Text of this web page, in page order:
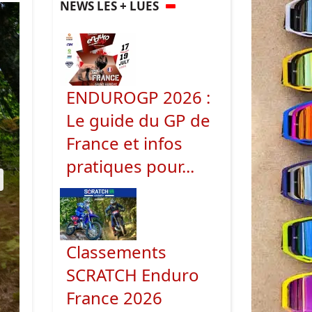
NEWS LES + LUES
ENDUROGP 2026 :
Le guide du GP de
France et infos
pratiques pour...
Classements
SCRATCH Enduro
France 2026